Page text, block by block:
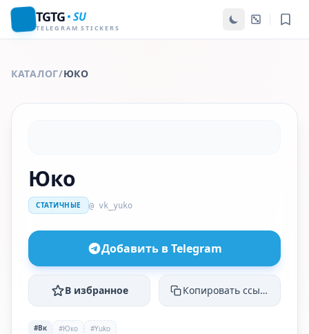
TGTG SU
TELEGRAM STICKERS
КАТАЛОГ/ЮКО
Юко
СТАТИЧНЫЕ @ vk_yuko
Добавить в Telegram
В избранное Копировать ссылку
#Вк #Юко #Yuko